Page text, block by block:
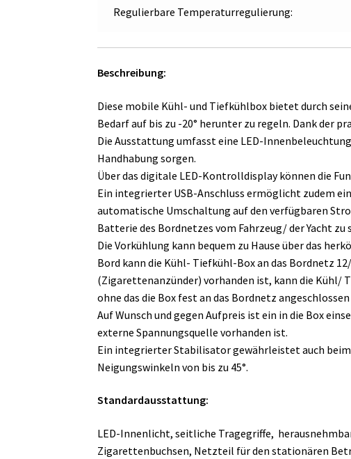
Regulierbare Temperaturregulierung:
Beschreibung:
Diese mobile Kühl- und Tiefkühlbox bietet durch
Bedarf auf bis zu -20° herunter zu regeln. Dank der
Die Ausstattung umfasst eine LED-
Handhabung sorgen.
Über das digitale LED-Kontrolldisplay können die
Ein integrierter USB-Anschluss ermöglicht zudem
automatische Umschaltung auf den verfügbaren
Batterie des Bordnetzes vom Fahrzeug/ der Yacht zu
Die Vorkühlung kann bequem zu Hause über das
Bord kann die Kühl- Tiefkühl-Box an das Bordnetz
(Zigarettenanzünder) vorhanden ist, kann die Kühl/
ohne das die Box fest an das Bordnetz
Auf Wunsch und gegen Aufpreis ist ein in die Box
externe Spannungsquelle vorhanden ist.
Ein integrierter Stabilisator gewährleistet auch beim
Neigungswinkeln von bis zu 45°.
Standardausstattung:
LED-Innenlicht, seitliche Tragegriffe,
Zigarettenbuchsen, Netzteil für den stationären